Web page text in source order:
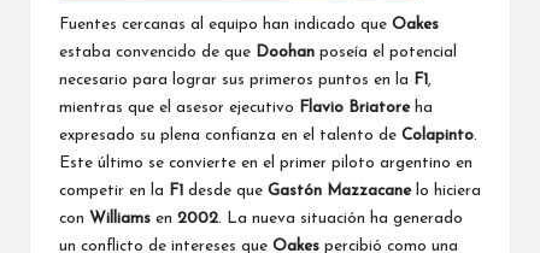
Fuentes cercanas al equipo han indicado que Oakes
estaba convencido de que Doohan poseía el potencial
necesario para lograr sus primeros puntos en la
F1
mientras que el asesor ejecutivo
Flavio Briatoreha
expresado su plena confianza en el talento de Colapinto
Este último se convierte en el primer piloto argentino en
competir en la
F1 desde que Gastón Mazzacanelo hiciera
con Williams en 2002 . La nueva situación ha generado
un conflicto de intereses que Oakes percibió como una